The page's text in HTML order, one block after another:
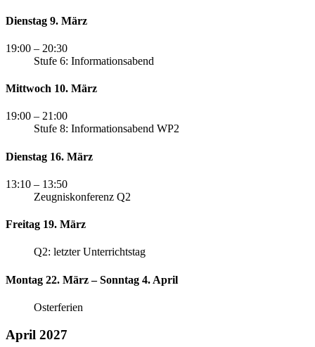
Dienstag 9. März
19:00 – 20:30
Stufe 6: Informationsabend
Mittwoch 10. März
19:00 – 21:00
Stufe 8: Informationsabend WP2
Dienstag 16. März
13:10 – 13:50
Zeugniskonferenz Q2
Freitag 19. März
Q2: letzter Unterrichtstag
Montag 22. März – Sonntag 4. April
Osterferien
April 2027